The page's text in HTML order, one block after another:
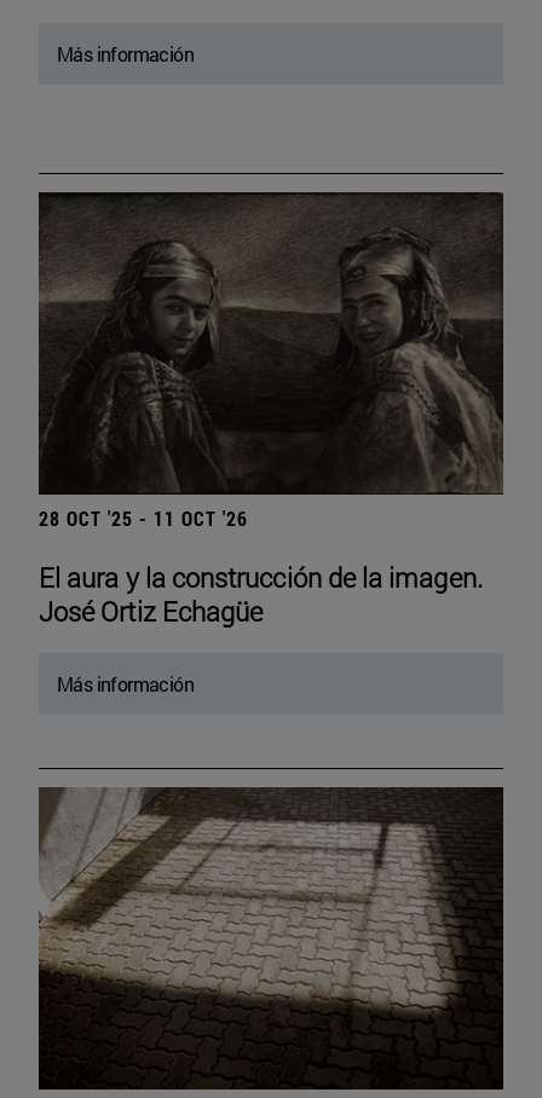
Más información
28 OCT '25 - 11 OCT '26
El aura y la construcción de la imagen.
José Ortiz Echagüe
Más información